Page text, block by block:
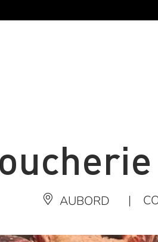
AUBORD |